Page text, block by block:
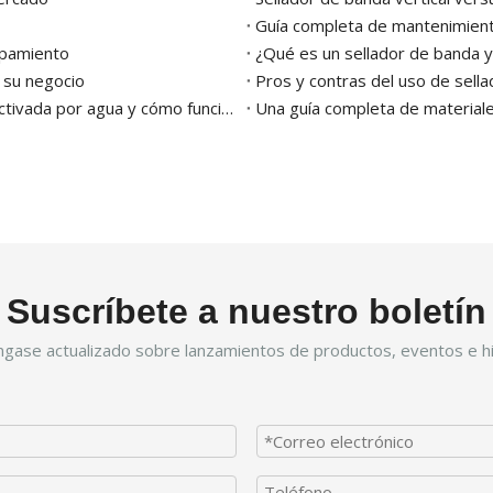
Guía completa de
¿Qué es un sellador de banda
negocio
Pros y contras del uso de
¿Qué es una máquina selladora de cajas de cartón activada por agua y cómo funciona?
Una guía completa de
Suscríbete a nuestro boletín
actualizado sobre lanzamientos de productos, eventos e